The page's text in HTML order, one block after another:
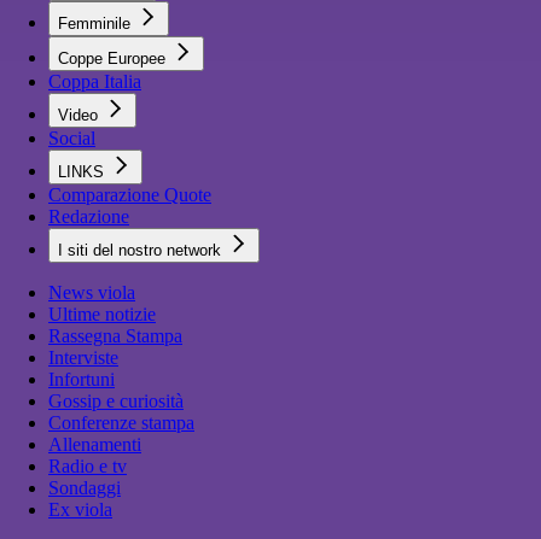
Femminile
Coppe Europee
Coppa Italia
Video
Social
LINKS
Comparazione Quote
Redazione
I siti del nostro network
News viola
Ultime notizie
Rassegna Stampa
Interviste
Infortuni
Gossip e curiosità
Conferenze stampa
Allenamenti
Radio e tv
Sondaggi
Ex viola